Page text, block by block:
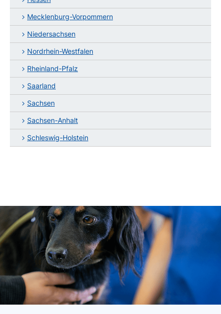
Mecklenburg-Vorpommern
Niedersachsen
Nordrhein-Westfalen
Rheinland-Pfalz
Saarland
Sachsen
Sachsen-Anhalt
Schleswig-Holstein